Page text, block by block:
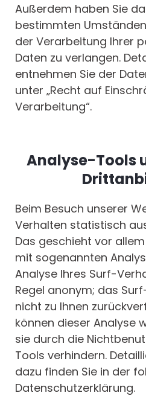
Außerdem haben Sie
bestimmten
der Verarbeitung Ihrer
Daten zu verlangen.
entnehmen Sie der
unter „Recht auf
Verarbeitung“.
Analyse-Tools
Beim Besuch unserer
Verhalten statistisch
Das geschieht vor
mit sogenannten
Analyse Ihres Surf-
Regel anonym; das
nicht zu Ihnen
können dieser Analyse
sie durch die
Tools verhindern.
dazu finden Sie in der
Datenschutzerklärung.